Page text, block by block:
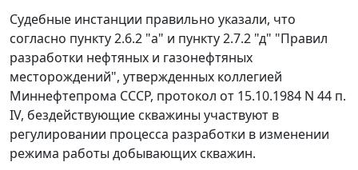
Судебные инстанции правильно указали, что
согласно пункту 2.6.2 "а" и пункту 2.7.2 "д" "Правил
разработки нефтяных и газонефтяных
месторождений", утвержденных коллегией
Миннефтепрома СССР, протокол от 15.10.1984 N 44 п.
IV, бездействующие скважины участвуют в
регулировании процесса разработки в изменении
режима работы добывающих скважин.